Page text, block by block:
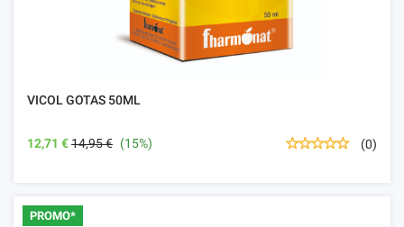
VICOL GOTAS 50ML
12,71 €14,95 € (15%) (0)
PROMO*